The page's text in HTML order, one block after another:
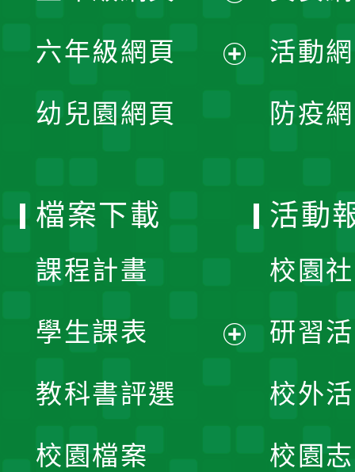
單
開
選
開
六年級網頁
幼兒園網頁
活動
防疫
檔案下載
課程計畫
學生課表
教科書評選
校園檔案
活動
校園
研習
校外
校園